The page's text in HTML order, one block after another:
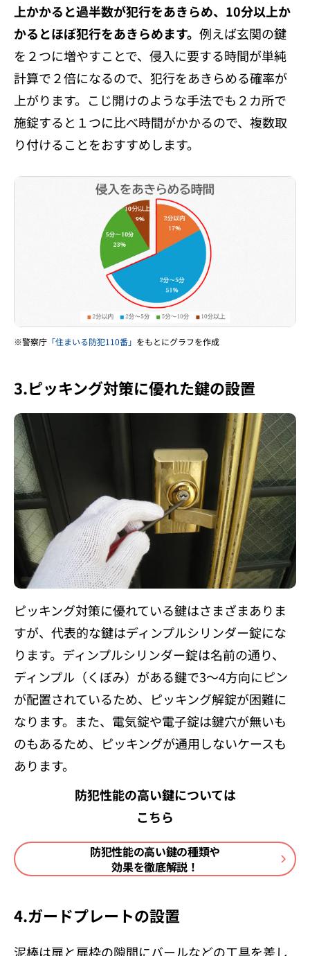
上かかると過半数が犯行をあきらめ、10分以上か
かるとほぼ犯行をあきらめます。 例えば玄関の鍵
を２つに増やすことで、侵入に要する時間が単純
計算で２倍になるので、犯行をあきらめる確率が
上がります。こじ開けのような手法でも２カ所で
施錠すると１つに比べ時間がかかるので、複数取
り付けることをおすすめします。
警察庁 「住まいる防犯110番」 をもとにグラフを作成
3.ピッキング対策に優れた鍵の設置
ピッキング対策に優れている鍵はさまざまありま
すが、代表的な鍵はディンプルシリンダー錠にな
ります。ディンプルシリンダー錠は名前の通り、
ディンプル（くぼみ）がある鍵で3～4方向にピン
が配置されているため、ピッキング解錠が困難に
なります。また、電気錠や電子錠は鍵穴が無いも
のもあるため、ピッキングが通用しないケースも
あります。
防犯性能の高い鍵については
こちら
防犯性能の高い鍵の種類や
効果を徹底解説！
4.ガードプレートの設置
泥棒は扉と扉枠の隙間にバールなどの工具を差し